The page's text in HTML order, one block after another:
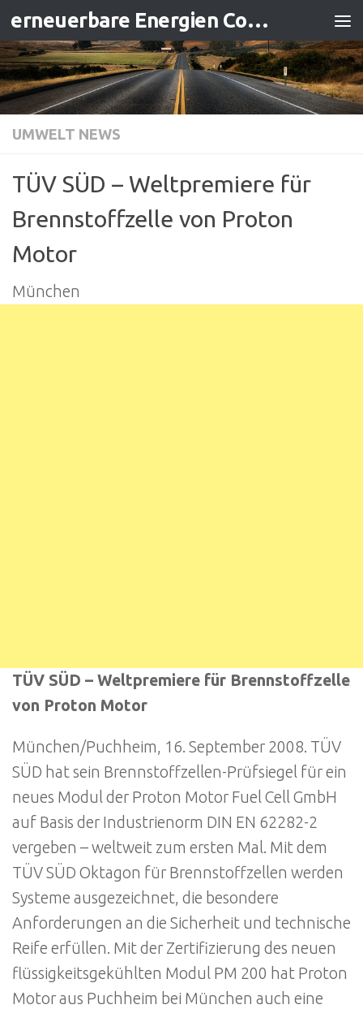
Zum Inhalt springen erneuerbare Energien Contracting
UMWELT NEWS
TÜV SÜD – Weltpremiere für
Brennstoffzelle von Proton
Motor
München
TÜV SÜD – Weltpremiere für Brennstoffzelle
von Proton Motor
München/Puchheim, 16. September 2008. TÜV
SÜD hat sein Brennstoffzellen-Prüfsiegel für ein
neues Modul der Proton Motor Fuel Cell GmbH
auf Basis der Industrienorm DIN EN 62282-2
vergeben – weltweit zum ersten Mal. Mit dem
TÜV SÜD Oktagon für Brennstoffzellen werden
Systeme ausgezeichnet, die besondere
Anforderungen an die Sicherheit und technische
Reife erfüllen. Mit der Zertifizierung des neuen
flüssigkeitsgekühlten Modul PM 200 hat Proton
Motor aus Puchheim bei München auch eine